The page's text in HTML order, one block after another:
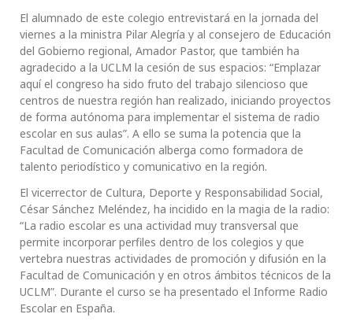
El alumnado de este colegio entrevistará en la jornada del
viernes a la ministra Pilar Alegría y al consejero de Educación
del Gobierno regional, Amador Pastor, que también ha
agradecido a la UCLM la cesión de sus espacios: “Emplazar
aquí el congreso ha sido fruto del trabajo silencioso que
centros de nuestra región han realizado, iniciando proyectos
de forma autónoma para implementar el sistema de radio
escolar en sus aulas”. A ello se suma la potencia que la
Facultad de Comunicación alberga como formadora de
talento periodístico y comunicativo en la región.
El vicerrector de Cultura, Deporte y Responsabilidad Social,
César Sánchez Meléndez, ha incidido en la magia de la radio:
“La radio escolar es una actividad muy transversal que
permite incorporar perfiles dentro de los colegios y que
vertebra nuestras actividades de promoción y difusión en la
Facultad de Comunicación y en otros ámbitos técnicos de la
UCLM”. Durante el curso se ha presentado el Informe Radio
Escolar en España.